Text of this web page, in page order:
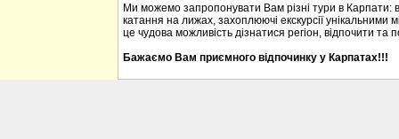
Ми можемо запропонувати Вам різні тури в Карпати:
катання на лижах, захоплюючі екскурсії
це чудова можливість дізнатися регіон, відпочити та
Бажаємо Вам приємного відпочинку у Карпатах!!!